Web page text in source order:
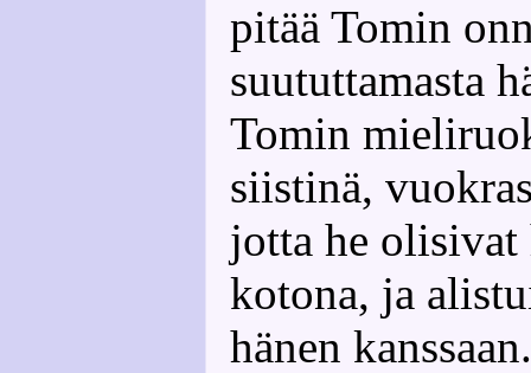
pitää Tomin
suututtamasta
Tomin
siistinä,
jotta he
kotona, ja
hänen